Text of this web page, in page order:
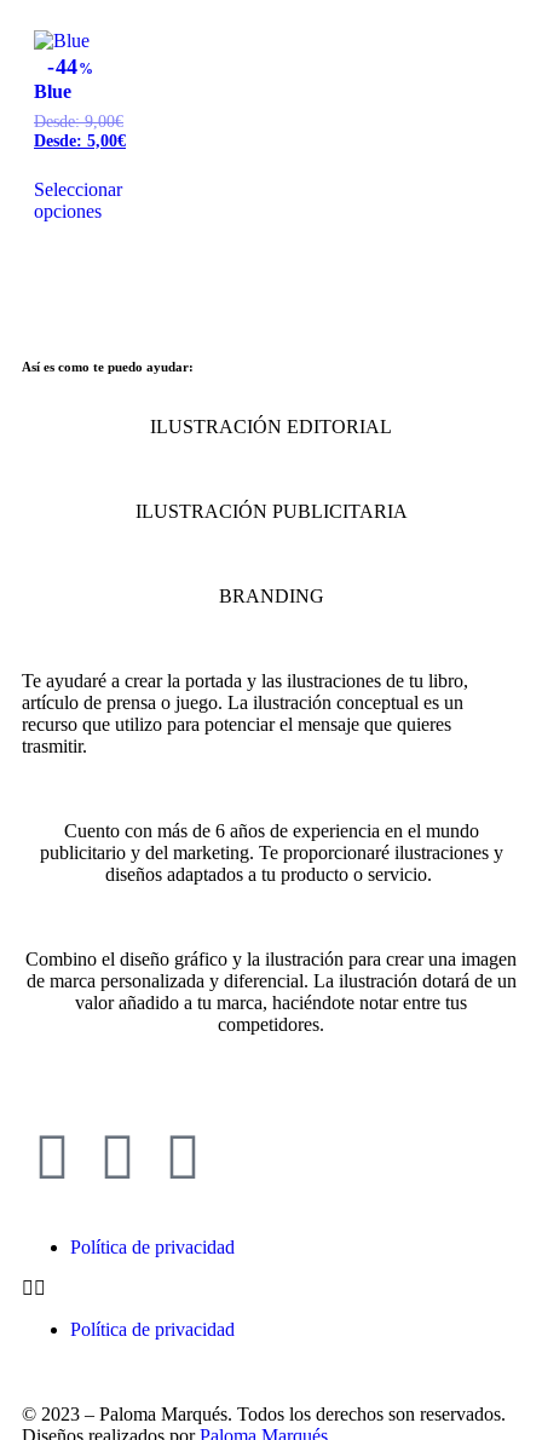
44%
Blue
Desde:9,00€
Desde: 5,00€
Seleccionar
opciones
Así es como te puedo ayudar:
ILUSTRACIÓN EDITORIAL
ILUSTRACIÓN PUBLICITARIA
BRANDING
Te ayudaré a crear la portada y las ilustraciones de tu libro,
artículo de prensa o juego. La ilustración conceptual es un
recurso que utilizo para potenciar el mensaje que quieres
trasmitir.
Cuento con más de 6 años de experiencia en el mundo
publicitario y del marketing. Te proporcionaré ilustraciones y
diseños adaptados a tu producto o servicio.
Combino el diseño gráfico y la ilustración para crear una imagen
de marca personalizada y diferencial. La ilustración dotará de un
valor añadido a tu marca, haciéndote notar entre tus
competidores.
Política de privacidad
Política de privacidad
© 2023 – Paloma Marqués. Todos los derechos son reservados.
Diseños realizados porPaloma Marqués.